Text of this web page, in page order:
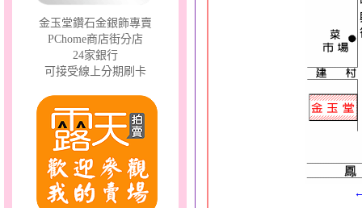
溫柔蘭心～大黃金墜
鐘生有錢～五色線金鋼手
金玉堂鑽石金銀飾專賣
PChome商店街分店
24家銀行
可接受線上分期刷卡